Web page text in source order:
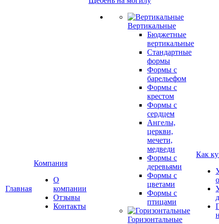
Главная
Компания
О
компании
Отзывы
Контакты
Вертикальные
Бюджетные
вертикальные
Стандартные
формы
Формы с
барельефом
Формы с
крестом
Формы с
сердцем
Ангелы,
церкви,
мечети,
медведи
Формы с
деревьями
Формы с
цветами
Формы с
птицами
Горизонтальные
Как